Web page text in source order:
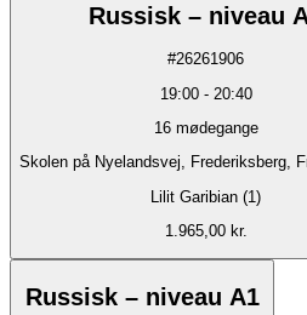
Russisk – niveau
#26261906
19:00- 20:40
16 mødegange
Skolen på Nyelandsvej, Frederiksberg,
Lilit Garibian (1)
1.965,00 kr.
Russisk – niveau A1